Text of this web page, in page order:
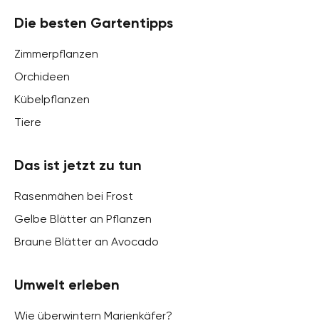
Die besten Gartentipps
Zimmerpflanzen
Orchideen
Kübelpflanzen
Tiere
Das ist jetzt zu tun
Rasenmähen bei Frost
Gelbe Blätter an Pflanzen
Braune Blätter an Avocado
Umwelt erleben
Wie überwintern Marienkäfer?